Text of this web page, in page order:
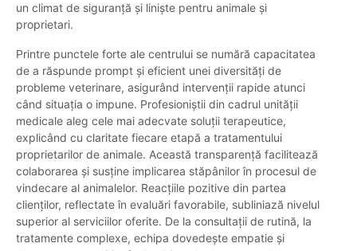
un climat de siguranță și liniște pentru animale și
proprietari.
Printre punctele forte ale centrului se numără capacitatea
de a răspunde prompt și eficient unei diversități de
probleme veterinare, asigurând intervenții rapide atunci
când situația o impune. Profesioniștii din cadrul unității
medicale aleg cele mai adecvate soluții terapeutice,
explicând cu claritate fiecare etapă a tratamentului
proprietarilor de animale. Această transparență facilitează
colaborarea și susține implicarea stăpânilor în procesul de
vindecare al animalelor. Reacțiile pozitive din partea
clienților, reflectate în evaluări favorabile, subliniază nivelul
superior al serviciilor oferite. De la consultații de rutină, la
tratamente complexe, echipa dovedește empatie și